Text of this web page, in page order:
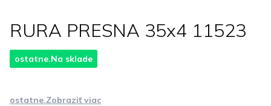
RURA PRESNA 35x4 11523
ostatne.Na sklade
ostatne.Zobraziť viac